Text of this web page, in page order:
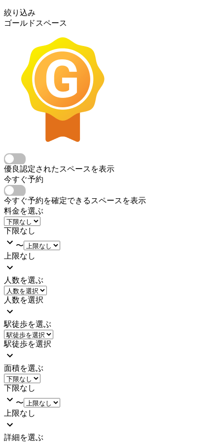
絞り込み
ゴールドスペース
優良認定されたスペースを表示
今すぐ予約
今すぐ予約を確定できるスペースを表示
料金を選ぶ
下限なし
〜
上限なし
人数を選ぶ
人数を選択
駅徒歩を選ぶ
駅徒歩を選択
面積を選ぶ
下限なし
〜
上限なし
詳細を選ぶ